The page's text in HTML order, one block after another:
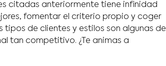
citadas anteriormente tiene infinidad
fomentar el criterio propio y coger
de clientes y estilos son algunas de
tan competitivo. ¿Te animas a